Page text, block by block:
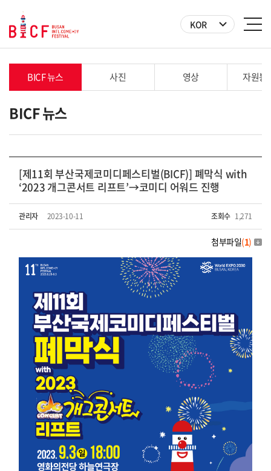
KOR
BICF 뉴스 사진 영상 자원봉
BICF 뉴스
[제11회 부산국제코미디페스티벌(BICF)] 폐막식 with
‘2023 개그콘서트 리프트’→코미디 어워드 진행
관리자 2023-10-11 조회수 1,271
첨부파일(1)